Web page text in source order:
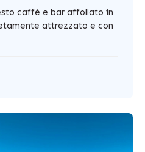
caffè e bar affollato in
attrezzato e con